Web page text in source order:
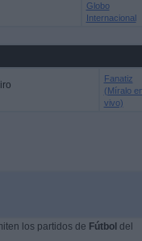
Globo
Internacional
Fanatiz
(Míralo
vivo)
los partidos de Fútbol del